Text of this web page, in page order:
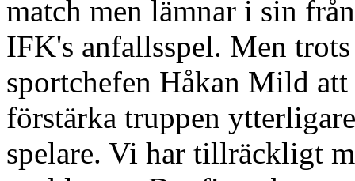
match men lämnar i sin
IFK's anfallsspel. Men
sportchefen Håkan Mild
förstärka truppen
spelare. Vi har tillräckligt